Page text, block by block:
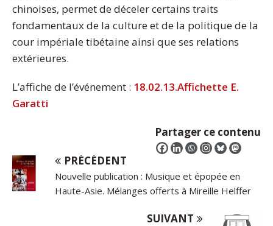
chinoises, permet de déceler certains traits
fondamentaux de la culture et de la politique de la
cour impériale tibétaine ainsi que ses relations
extérieures.
L’affiche de l’événement : 18.02.13.Affichette E.
Garatti
Partager ce contenu
PRÉCÉDENT
Nouvelle publication : Musique et épopée en
Haute-Asie. Mélanges offerts à Mireille Helffer
SUIVANT